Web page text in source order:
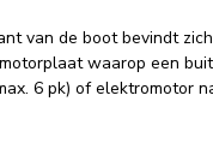
van de boot bevindt
waarop een
6 pk) of elektromotor